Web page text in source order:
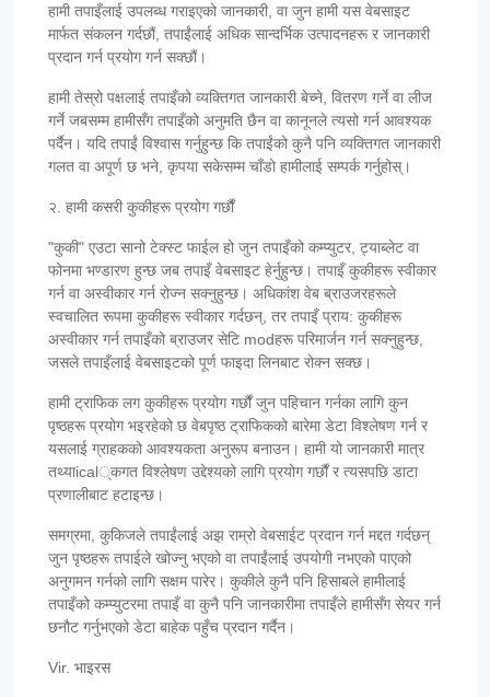
हामी तपाइँलाई उपलब्ध गराइएको जानकारी, वा जुन हामी यस वेबसाइट
मार्फत संकलन गर्दछौं, तपाईंलाई अधिक सान्दर्भिक उत्पादनहरू र जानकारी
प्रदान गर्न प्रयोग गर्न सक्छौं।
हामी तेस्रो पक्षलाई तपाइँको व्यक्तिगत जानकारी बेच्ने, वितरण गर्ने वा लीज
गर्ने जबसम्म हामीसँग तपाइँको अनुमति छैन वा कानूनले त्यसो गर्न आवश्यक
पर्दैन। यदि तपाईं विश्वास गर्नुहुन्छ कि तपाईंको कुनै पनि व्यक्तिगत जानकारी
गलत वा अपूर्ण छ भने, कृपया सकेसम्म चाँडो हामीलाई सम्पर्क गर्नुहोस्।
२. हामी कसरी कुकीहरू प्रयोग गर्छौं
"कुकी" एउटा सानो टेक्स्ट फाईल हो जुन तपाइँको कम्प्युटर, ट्याब्लेट वा
फोनमा भण्डारण हुन्छ जब तपाइँ वेबसाइट हेर्नुहुन्छ। तपाइँ कुकीहरू स्वीकार
गर्न वा अस्वीकार गर्न रोज्न सक्नुहुन्छ। अधिकांश वेब ब्राउजरहरूले
स्वचालित रूपमा कुकीहरू स्वीकार गर्दछन्, तर तपाइँ प्राय: कुकीहरू
अस्वीकार गर्न तपाइँको ब्राउजर सेटि modहरू परिमार्जन गर्न सक्नुहुन्छ,
जसले तपाइँलाई वेबसाइटको पूर्ण फाइदा लिनबाट रोक्न सक्छ।
हामी ट्राफिक लग कुकीहरू प्रयोग गर्छौं जुन पहिचान गर्नका लागि कुन
पृष्ठहरू प्रयोग भइरहेको छ वेबपृष्ठ ट्राफिकको बारेमा डेटा विश्लेषण गर्न र
यसलाई ग्राहकको आवश्यकता अनुरूप बनाउन। हामी यो जानकारी मात्र
तथ्याical्कगत विश्लेषण उद्देश्यको लागि प्रयोग गर्छौं र त्यसपछि डाटा
प्रणालीबाट हटाइन्छ।
समग्रमा, कुकिजले तपाईंलाई अझ राम्रो वेबसाईट प्रदान गर्न मद्दत गर्दछन्
जुन पृष्ठहरू तपाईले खोज्नु भएको वा तपाईंलाई उपयोगी नभएको पाएको
अनुगमन गर्नको लागि सक्षम पारेर। कुकीले कुनै पनि हिसाबले हामीलाई
तपाइँको कम्प्युटरमा तपाइँ वा कुनै पनि जानकारीमा तपाइँले हामीसँग सेयर गर्न
छनौट गर्नुभएको डेटा बाहेक पहुँच प्रदान गर्दैन।
Vir. भाइरस